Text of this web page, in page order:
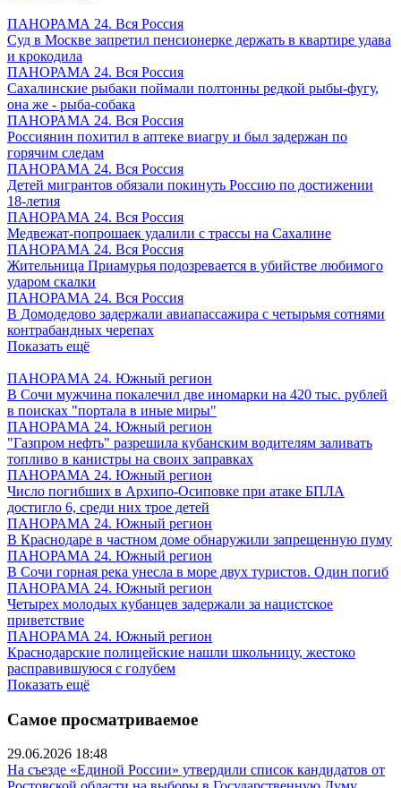
ПАНОРАМА 24. Вся Россия
Суд в Москве запретил пенсионерке держать в квартире удава
и крокодила
ПАНОРАМА 24. Вся Россия
Сахалинские рыбаки поймали полтонны редкой рыбы-фугу,
она же - рыба-собака
ПАНОРАМА 24. Вся Россия
Россиянин похитил в аптеке виагру и был задержан по
горячим следам
ПАНОРАМА 24. Вся Россия
Детей мигрантов обязали покинуть Россию по достижении
18-летия
ПАНОРАМА 24. Вся Россия
Медвежат-попрошаек удалили с трассы на Сахалине
ПАНОРАМА 24. Вся Россия
Жительница Приамурья подозревается в убийстве любимого
ударом скалки
ПАНОРАМА 24. Вся Россия
В Домодедово задержали авиапассажира с четырьмя сотнями
контрабандных черепах
Показать ещё
ПАНОРАМА 24. Южный регион
В Сочи мужчина покалечил две иномарки на 420 тыс. рублей
в поисках "портала в иные миры"
ПАНОРАМА 24. Южный регион
"Газпром нефть" разрешила кубанским водителям заливать
топливо в канистры на своих заправках
ПАНОРАМА 24. Южный регион
Число погибших в Архипо-Осиповке при атаке БПЛА
достигло 6, среди них трое детей
ПАНОРАМА 24. Южный регион
В Краснодаре в частном доме обнаружили запрещенную пуму
ПАНОРАМА 24. Южный регион
В Сочи горная река унесла в море двух туристов. Один погиб
ПАНОРАМА 24. Южный регион
Четырех молодых кубанцев задержали за нацистское
приветствие
ПАНОРАМА 24. Южный регион
Краснодарские полицейские нашли школьницу, жестоко
расправившуюся с голубем
Показать ещё
Самое просматриваемое
29.06.2026 18:48
На съезде «Единой России» утвердили список кандидатов от